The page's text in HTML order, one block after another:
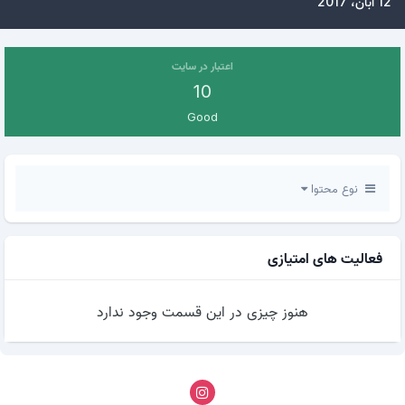
اعتبار در سایت
10
Good
نوع محتوا
فعالیت های امتیازی
هنوز چیزی در این قسمت وجود ندارد